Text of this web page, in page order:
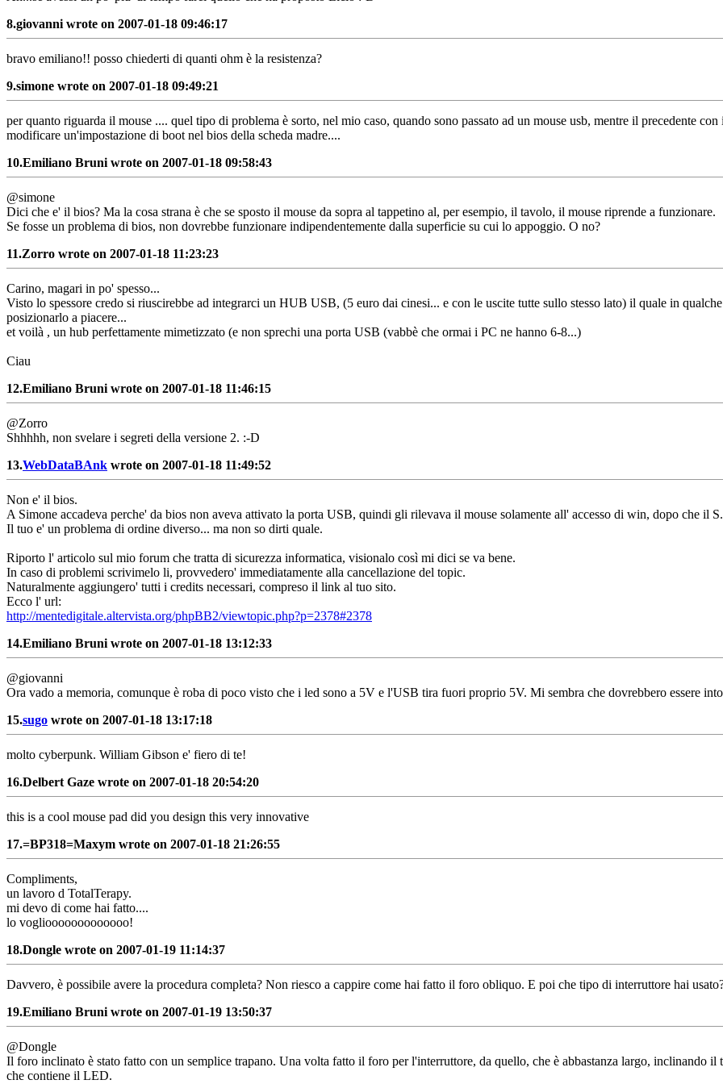
8.giovanni wrote on 2007-01-18 09:46:17
bravo emiliano!! posso chiederti di quanti ohm è la resistenza?
9.simone wrote on 2007-01-18 09:49:21
per quanto riguarda il mouse .... quel tipo di problema è sorto, nel mio caso, quando sono passato ad un mouse usb, mentre il precedente
modificare un'impostazione di boot nel bios della scheda madre....
10.Emiliano Bruni wrote on 2007-01-18 09:58:43
@simone
Dici che e' il bios? Ma la cosa strana è che se sposto il mouse da sopra al tappetino al, per esempio, il tavolo, il mouse riprende a funzionare.
Se fosse un problema di bios, non dovrebbe funzionare indipendentemente dalla superficie su cui lo appoggio. O no?
11.Zorro wrote on 2007-01-18 11:23:23
Carino, magari in po' spesso...
Visto lo spessore credo si riuscirebbe ad integrarci un HUB USB, (5 euro dai cinesi... e con le uscite tutte sullo stesso lato) il quale in
posizionarlo a piacere...
et voilà , un hub perfettamente mimetizzato (e non sprechi una porta USB (vabbè che ormai i PC ne hanno 6-8...)
Ciau
12.Emiliano Bruni wrote on 2007-01-18 11:46:15
@Zorro
Shhhhh, non svelare i segreti della versione 2. :-D
13.WebDataBAnk wrote on 2007-01-18 11:49:52
Non e' il bios.
A Simone accadeva perche' da bios non aveva attivato la porta USB, quindi gli rilevava il mouse solamente all' accesso di win, dopo che il
Il tuo e' un problema di ordine diverso... ma non so dirti quale.
Riporto l' articolo sul mio forum che tratta di sicurezza informatica, visionalo così mi dici se va bene.
In caso di problemi scrivimelo li, provvedero' immediatamente alla cancellazione del topic.
Naturalmente aggiungero' tutti i credits necessari, compreso il link al tuo sito.
Ecco l' url:
http://mentedigitale.altervista.org/phpBB2/viewtopic.php?p=2378#2378
14.Emiliano Bruni wrote on 2007-01-18 13:12:33
@giovanni
Ora vado a memoria, comunque è roba di poco visto che i led sono a 5V e l'USB tira fuori proprio 5V. Mi sembra che dovrebbero essere
15.sugo wrote on 2007-01-18 13:17:18
molto cyberpunk. William Gibson e' fiero di te!
16.Delbert Gaze wrote on 2007-01-18 20:54:20
this is a cool mouse pad did you design this very innovative
17.=BP318=Maxym wrote on 2007-01-18 21:26:55
Compliments,
un lavoro d TotalTerapy.
mi devo di come hai fatto....
lo vogliooooooooooooo!
18.Dongle wrote on 2007-01-19 11:14:37
Davvero, è possibile avere la procedura completa? Non riesco a cappire come hai fatto il foro obliquo. E poi che tipo di interruttore hai
19.Emiliano Bruni wrote on 2007-01-19 13:50:37
@Dongle
Il foro inclinato è stato fatto con un semplice trapano. Una volta fatto il foro per l'interruttore, da quello, che è abbastanza largo, inclinando
che contiene il LED.